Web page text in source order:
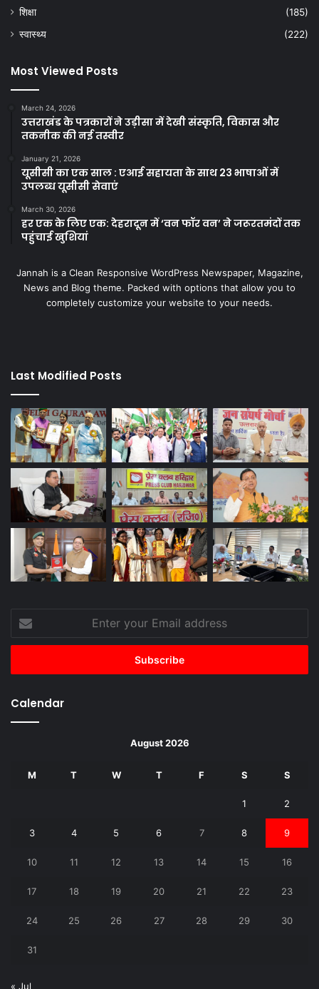
शिक्षा
(185)
स्वास्थ्य
(222)
Most Viewed Posts
March 24, 2026
उत्तराखंड के पत्रकारों ने उड़ीसा में देखी संस्कृति, विकास और
तकनीक की नई तस्वीर
January 21, 2026
यूसीसी का एक साल : एआई सहायता के साथ 23 भाषाओं में
उपलब्ध यूसीसी सेवाएं
March 30, 2026
हर एक के लिए एक: देहरादून में ‘वन फॉर वन’ ने जरूरतमंदों तक
पहुंचाई खुशियां
Jannah is a Clean Responsive WordPress Newspaper, Magazine,
News and Blog theme. Packed with options that allow you to
completely customize your website to your needs.
Last Modified Posts
your
Email
Calendar
August 2026
M T W T F S S
1 2
3 4 5 6 7 8 9
10 11 12 13 14 15 16
17 18 19 20 21 22 23
24 25 26 27 28 29 30
31
« Jul